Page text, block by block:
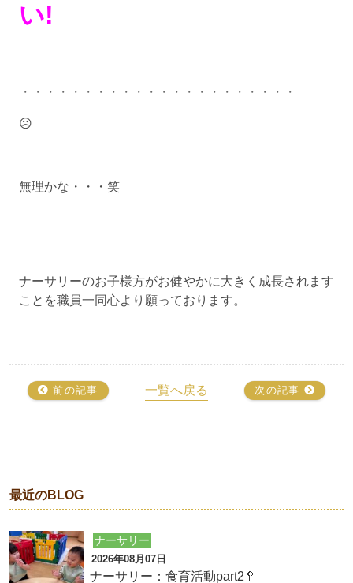
い!
・・・・・・・・・・・・・・・・・・・・・・
☹️
無理かな・・・笑
ナーサリーのお子様方がお健やかに大きく成長されます
ことを職員一同心より願っております。
前の記事 一覧へ戻る 次の記事
最近のBLOG
ナーサリー
2026年08月07日
ナーサリー：食育活動part2🥄